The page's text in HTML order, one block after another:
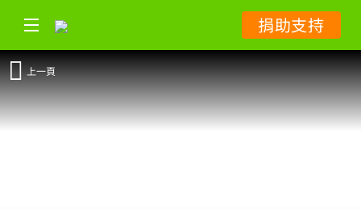
捐助支持
上一頁